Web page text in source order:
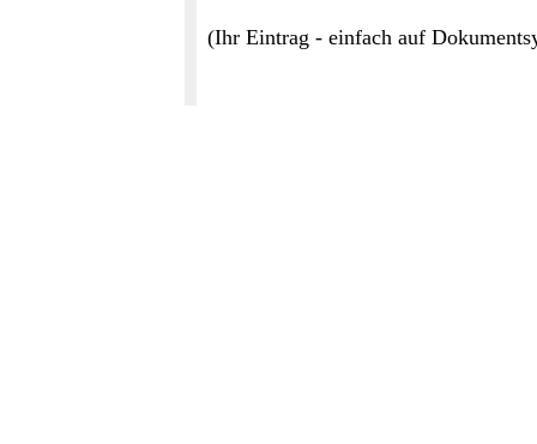
(Ihr Eintrag - einfach auf